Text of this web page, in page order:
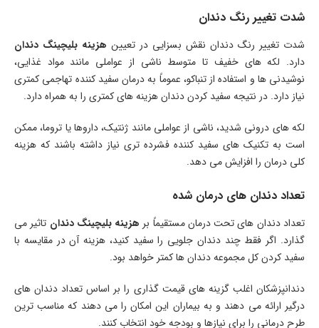
شدت تغییر رنگ دندان
شدت تغییر رنگ دندان نقش بسزایی در تعیین هزینه بلیچینگ دندان
دارد. لکه های خفیف تا متوسط ​​ناشی از عواملی مانند مواد غذایی،
نوشیدنی ها و استفاده از تنباکو، عموماً به درمان سفید کننده تهاجمی کمتری
نیاز دارد. در نتیجه سفید کردن دندان هزینه های کمتری را به همراه دارد.
لکه ‌های درونی شدید، ناشی از عواملی مانند ژنتیک، داروها یا تروما، ممکن
است به تکنیک‌ های سفید کننده فشرده‌ تری نیاز داشته باشند که هزینه
کلی درمان را افزایش می ‌دهد.
تعداد دندان های درمان شده
تعداد دندان های تحت درمان مستقیماً بر هزینه بلیچینگ دندان تاثیر می
گذارد. اگر فقط چند دندان جلویی را سفید کنید، هزینه آن در مقایسه با
سفید کردن کل مجموعه دندان ها کمتر خواهد بود.
دندانپزشکان اغلب گزینه های قیمت گذاری را بر اساس تعداد دندان های
درگیر ارائه می دهند و به بیماران این امکان را می دهند که مناسب ترین
طرح درمانی را برای نیازها و بودجه خود انتخاب کنند.